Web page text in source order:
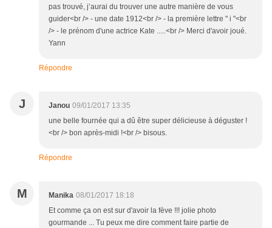
pas trouvé, j’aurai du trouver une autre manière de vous
guider<br /> - une date 1912<br /> - la première lettre " i "<br
/> - le prénom d'une actrice Kate .....<br /> Merci d'avoir joué.
Yann
Répondre
J Janou 09/01/2017 13:35
une belle fournée qui a dû être super délicieuse à déguster !
<br /> bon après-midi !<br /> bisous.
Répondre
M Manika 08/01/2017 18:18
Et comme ça on est sur d'avoir la fève !!! jolie photo
gourmande ... Tu peux me dire comment faire partie de